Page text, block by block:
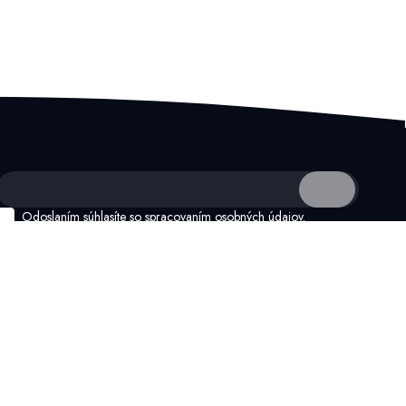
Odoslaním súhlasíte so spracovaním osobných údajov.